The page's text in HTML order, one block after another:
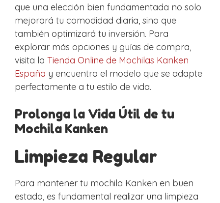
que una elección bien fundamentada no solo
mejorará tu comodidad diaria, sino que
también optimizará tu inversión. Para
explorar más opciones y guías de compra,
visita la Tienda Online de Mochilas Kanken
España y encuentra el modelo que se adapte
perfectamente a tu estilo de vida.
Prolonga la Vida Útil de tu
Mochila Kanken
Limpieza Regular
Para mantener tu mochila Kanken en buen
estado, es fundamental realizar una limpieza